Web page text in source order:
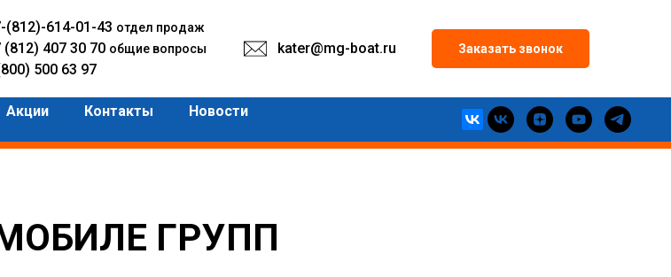
(812)-614-01-43 отдел продаж
(812) 407 30 70 общие вопросы
500 63 97
kater@mg-boat.ru Заказать звонок
Акции Контакты
Новости
ГРУПП